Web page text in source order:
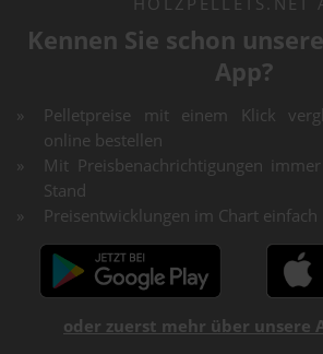
Kennen Sie schon
App?
Pelletpreise mit einem Klick
online bestellen
Mit Preisbenachrichtigungen
Stand
Preisentwicklungen im Chart
oder zuerst mehr über unsere